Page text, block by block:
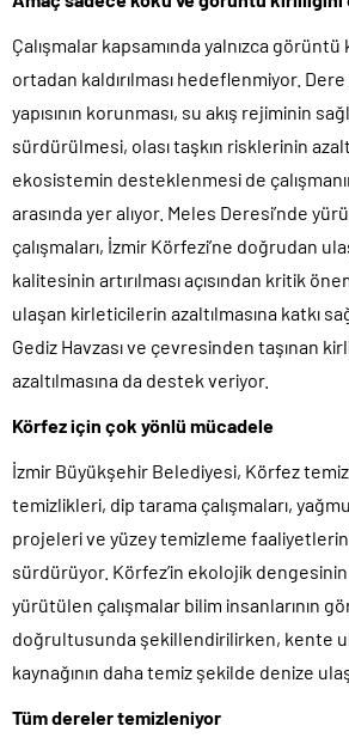
Çalışmalar kapsamında yalnızca
ortadan kaldırılması hedeflenmiyor. Dere
yapısının korunması, su akış rejiminin
sürdürülmesi, olası taşkın risklerinin
ekosistemin desteklenmesi de
arasında yer alıyor. Meles Deresi’nde
çalışmaları, İzmir Körfezi’ne doğrudan
kalitesinin artırılması açısından kritik
ulaşan kirleticilerin azaltılmasına katkı
Gediz Havzası ve çevresinden taşınan
azaltılmasına da destek veriyor.
Körfez için çok yönlü mücadele
İzmir Büyükşehir Belediyesi, Körfez
temizlikleri, dip tarama çalışmaları,
projeleri ve yüzey temizleme
sürdürüyor. Körfez’in ekolojik dengesinin
yürütülen çalışmalar bilim insanlarının
doğrultusunda şekillendirilirken, kente
kaynağının daha temiz şekilde denize
Tüm dereler temizleniyor